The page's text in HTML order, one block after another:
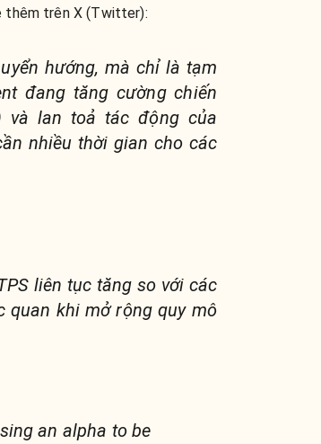
thêm trên X (Twitter):
hướng, mà chỉ là tạm
đang tăng cường chiến
và lan toả tác động của
nhiều thời gian cho các
liên tục tăng so với các
quan khi mở rộng quy mô
an alpha to be